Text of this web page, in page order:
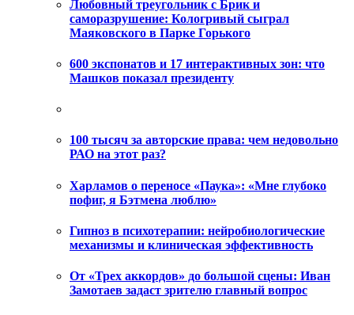
Любовный треугольник с Брик и
саморазрушение: Кологривый сыграл
Маяковского в Парке Горького
600 экспонатов и 17 интерактивных зон: что
Машков показал президенту
100 тысяч за авторские права: чем недовольно
РАО на этот раз?
Харламов о переносе «Паука»: «Мне глубоко
пофиг, я Бэтмена люблю»
Гипноз в психотерапии: нейробиологические
механизмы и клиническая эффективность
От «Трех аккордов» до большой сцены: Иван
Замотаев задаст зрителю главный вопрос